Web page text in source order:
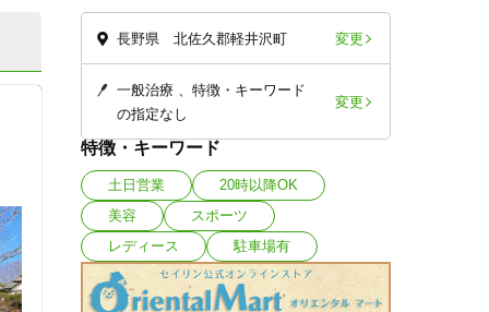
長野県 北佐久郡軽井沢町 変更
一般治療
特徴・キーワード
の指定なし
変更
特徴・キーワード
土日営業
20時以降OK
美容
スポーツ
レディース
駐車場有